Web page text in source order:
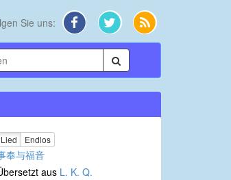
Sie uns:
Lied Endlos
奉与福音
aus L. K. Q.